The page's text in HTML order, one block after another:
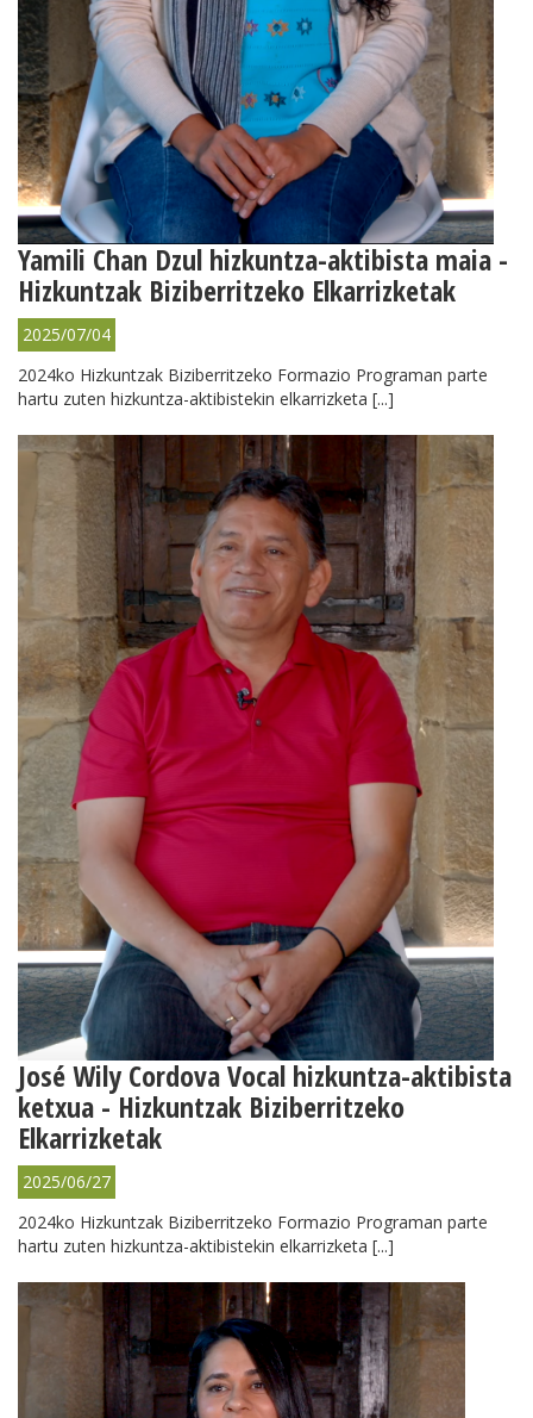
Yamili Chan Dzul hizkuntza-aktibista maia -
Hizkuntzak Biziberritzeko Elkarrizketak
2025/07/04
2024ko Hizkuntzak Biziberritzeko Formazio Programan parte
hartu zuten hizkuntza-aktibistekin elkarrizketa [...]
José Wily Cordova Vocal hizkuntza-aktibista
ketxua - Hizkuntzak Biziberritzeko
Elkarrizketak
2025/06/27
2024ko Hizkuntzak Biziberritzeko Formazio Programan parte
hartu zuten hizkuntza-aktibistekin elkarrizketa [...]